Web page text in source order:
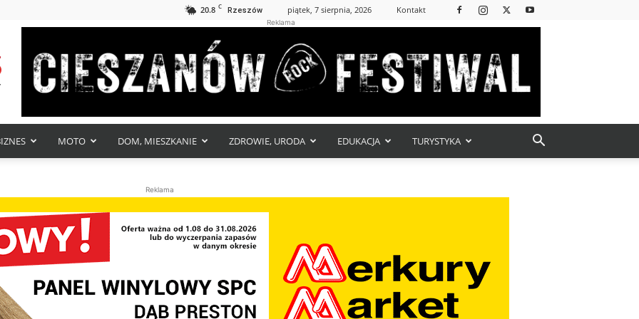
20.8 C Rzeszów piątek, 7 sierpnia, 2026 Kontakt
Reklama
MOTO DOM, MIESZKANIE ZDROWIE, URODA EDUKACJA TURYSTYKA
Reklama